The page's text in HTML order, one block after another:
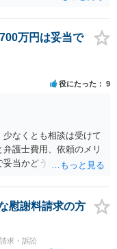
万円は妥当で
役にたった 9
なくとも相談は受けて
護士費用、依頼のメリ
妥当かどうかを即断する
慰謝料請求の方
求・訴訟